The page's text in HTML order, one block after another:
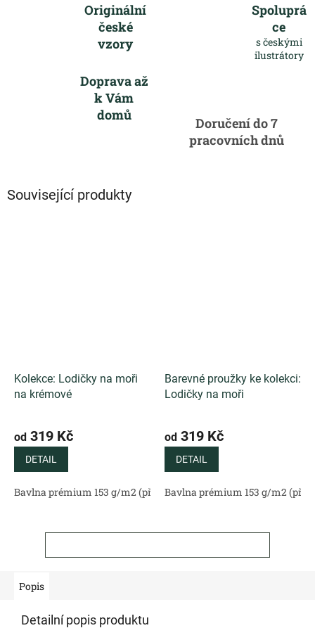
Originální
české
vzory
Spoluprá
ce
s českými
ilustrátory
Doprava až
k Vám
domů
Doručení do 7
pracovních dnů
Související produkty
Kolekce: Lodičky na moři
na krémové
od 319 Kč
DETAIL
Bavlna prémium 153 g/m2 (přírodní) Bavlněný satén 130 g/
Barevné proužky ke kolekci:
Lodičky na moři
od 319 Kč
DETAIL
Bavlna prémium 153 g/m2
Popis
Detailní popis produktu